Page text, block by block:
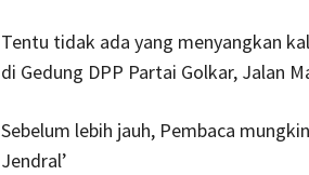
Tentu tidak ada yang menyangkan
di Gedung DPP Partai Golkar, Jalan
Sebelum lebih jauh, Pembaca
Jendral’